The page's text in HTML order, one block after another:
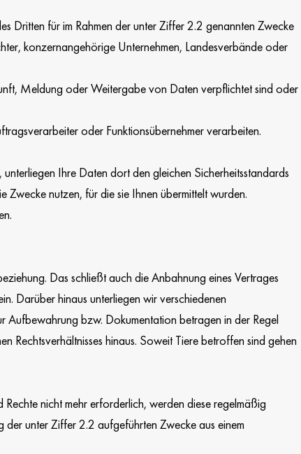
Dritten für im Rahmen der unter Ziffer 2.2 genannten Zwecke
konzernangehörige Unternehmen, Landesverbände oder
Meldung oder Weitergabe von Daten verpflichtet sind oder
oder Funktionsübernehmer verarbeiten.
Ihre Daten dort den gleichen Sicherheitsstandards
nutzen, für die sie Ihnen übermittelt wurden.
Das schließt auch die Anbahnung eines Vertrages
Darüber hinaus unterliegen wir verschiedenen
bzw. Dokumentation betragen in der Regel
Rechtsverhältnisses hinaus. Soweit Tiere betroffen sind gehen
nicht mehr erforderlich, werden diese regelmäßig
der unter Ziffer 2.2 aufgeführten Zwecke aus einem